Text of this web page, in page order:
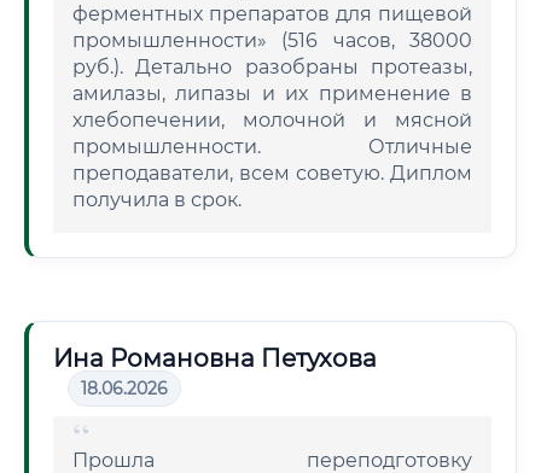
ферментных препаратов для пищевой
промышленности» (516 часов, 38000
руб.). Детально разобраны протеазы,
амилазы, липазы и их применение в
хлебопечении, молочной и мясной
промышленности. Отличные
преподаватели, всем советую. Диплом
получила в срок.
Ина Романовна Петухова
18.06.2026
Прошла переподготовку